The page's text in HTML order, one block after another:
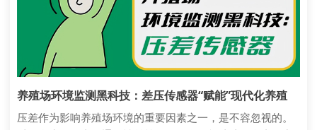
养殖场环境监测黑科技：差压传感器“赋能”现代化养殖
压差作为影响养殖场环境的重要因素之一，是不容忽视的。